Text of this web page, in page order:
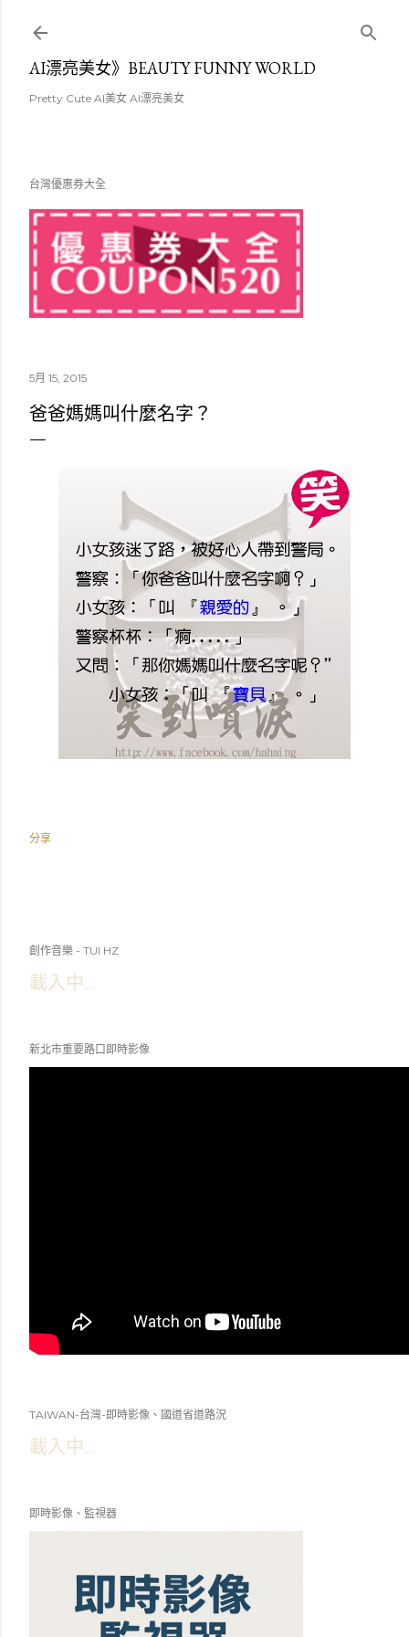
AI漂亮美女》BEAUTY FUNNY WORLD
Pretty Cute AI美女 AI漂亮美女
台灣優惠券大全
5月 15, 2015
爸爸媽媽叫什麼名字？
分享
創作音樂 - TUI HZ
載入中...
新北市重要路口即時影像
TAIWAN-台灣-即時影像、國道省道路況
載入中...
即時影像、監視器